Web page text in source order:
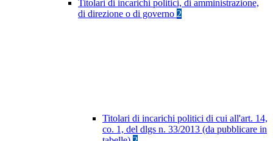
Titolari di incarichi politici, di amministrazione,
di direzione o di governo 2
Titolari di incarichi politici di cui all'art. 14,
co. 1, del dlgs n. 33/2013 (da pubblicare in